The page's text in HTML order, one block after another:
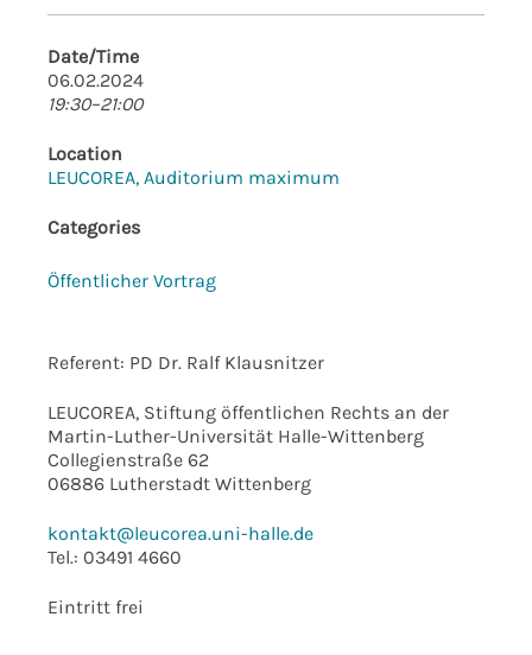
Date/Time
06.02.2024
19:30–21:00
Location
LEUCOREA, Auditorium maximum
Categories
Öffentlicher Vortrag
Referent: PD Dr. Ralf Klausnitzer
LEUCOREA, Stiftung öffentlichen Rechts an der
Martin-Luther-Universität Halle-Wittenberg
Collegienstraße 62
06886 Lutherstadt Wittenberg
kontakt@leucorea.uni-halle.de
Tel.: 03491 4660
Eintritt frei